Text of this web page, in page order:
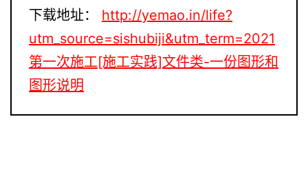
下载地址：
http://yemao.in/life?
utm_source=sishubiji&utm_term=2021
第一次施工[施工实践]文件类-一份图形和
图形说明